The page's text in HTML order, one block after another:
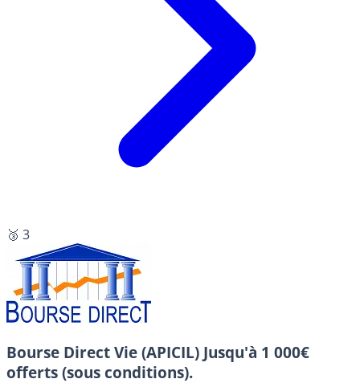
🥉 3
Bourse Direct Vie (APICIL) Jusqu'à 1 000€
offerts (sous conditions).